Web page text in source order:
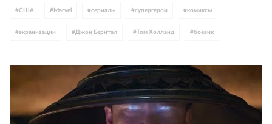
#США # Marvel #сериалы #супергерои #комиксы
#экранизации # Джон Бернтал #Том Холланд #боевик